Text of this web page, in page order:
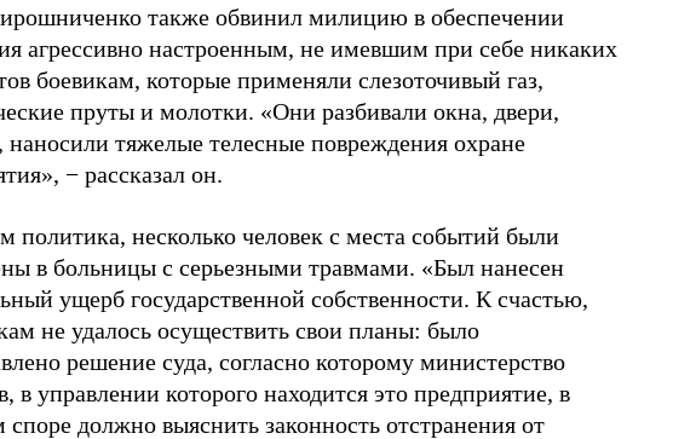
также обвинил милицию в обеспечении
агрессивно настроенным, не имевшим при себе никаких
боевикам, которые применяли слезоточивый газ,
пруты и молотки. «Они разбивали окна, двери,
наносили тяжелые телесные повреждения охране
− рассказал он.
политика, несколько человек с места событий были
в больницы с серьезными травмами. «Был нанесен
ущерб государственной собственности. К счастью,
не удалось осуществить свои планы: было
решение суда, согласно которому министерство
в управлении которого находится это предприятие, в
споре должно выяснить законность отстранения от